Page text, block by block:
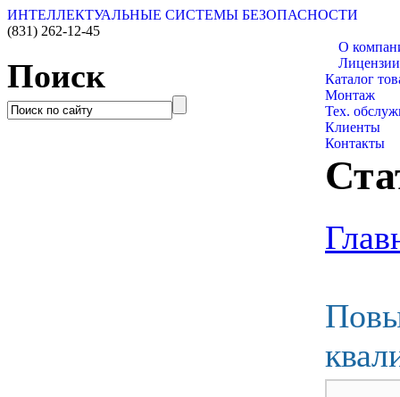
ИНТЕЛЛЕКТУАЛЬНЫЕ СИСТЕМЫ БЕЗОПАСНОСТИ
(831) 262-12-45
Поиск
О
Лицензии
Каталог
Монтаж
Тех.
Клиенты
Контакты